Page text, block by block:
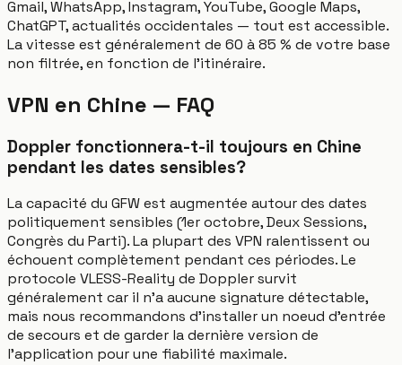
Gmail, WhatsApp, Instagram, YouTube, Google Maps,
ChatGPT, actualités occidentales — tout est accessible.
La vitesse est généralement de 60 à 85 % de votre base
non filtrée, en fonction de l'itinéraire.
VPN en Chine — FAQ
Doppler fonctionnera-t-il toujours en Chine
pendant les dates sensibles?
La capacité du GFW est augmentée autour des dates
politiquement sensibles (1er octobre, Deux Sessions,
Congrès du Parti). La plupart des VPN ralentissent ou
échouent complètement pendant ces périodes. Le
protocole VLESS-Reality de Doppler survit
généralement car il n'a aucune signature détectable,
mais nous recommandons d'installer un noeud d'entrée
de secours et de garder la dernière version de
l'application pour une fiabilité maximale.